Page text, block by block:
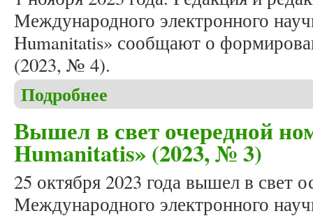
Международного электронного
Humanitatis» сообщают о
(2023, № 4).
Подробнее
Вышел в свет очередной
Humanitatis» (2023, № 3)
25 октября 2023 года вышел в свет
Международного электронного